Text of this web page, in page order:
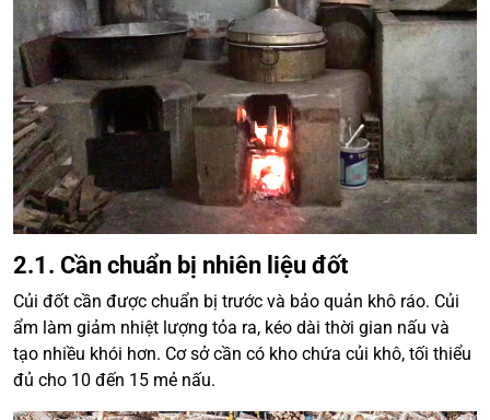
2.1. Cần chuẩn bị nhiên liệu đốt
Củi đốt cần được chuẩn bị trước và bảo quản khô ráo. Củi
ẩm làm giảm nhiệt lượng tỏa ra, kéo dài thời gian nấu và
tạo nhiều khói hơn. Cơ sở cần có kho chứa củi khô, tối thiểu
đủ cho 10 đến 15 mẻ nấu.